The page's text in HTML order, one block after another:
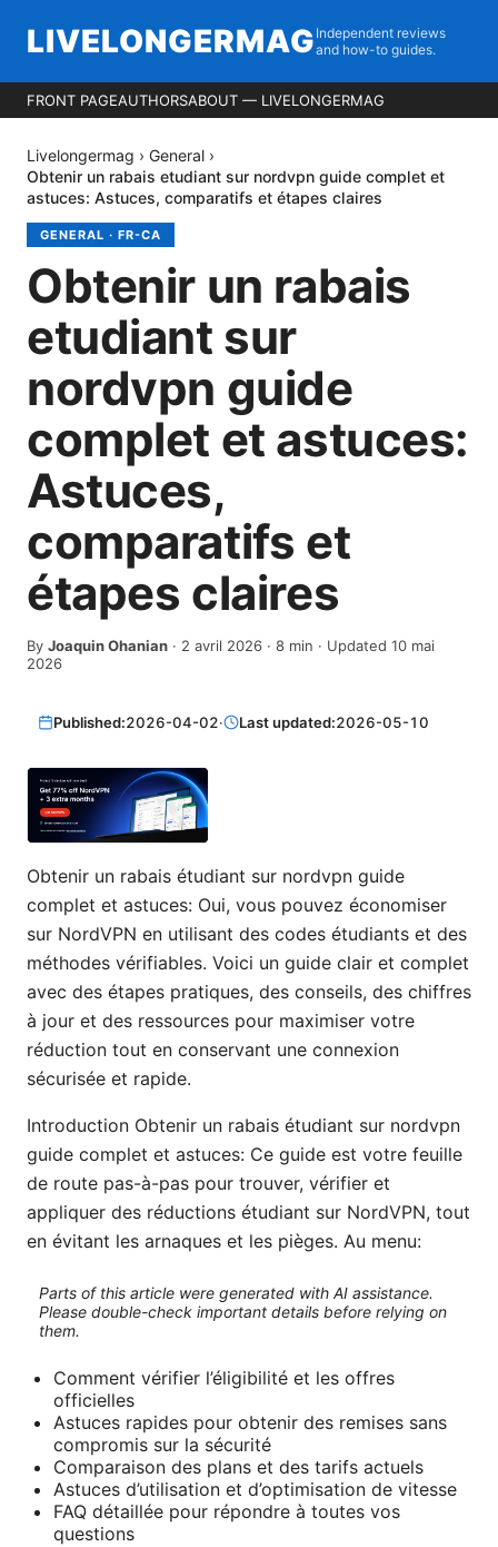
LIVELONGERMAG Independent reviews
and how-to guides.
FRONT PAGEAUTHORSABOUT — LIVELONGERMAG
Livelongermag › General ›
Obtenir un rabais etudiant sur nordvpn guide complet et
astuces: Astuces, comparatifs et étapes claires
GENERAL · FR-CA
Obtenir un rabais
etudiant sur
nordvpn guide
complet et astuces:
Astuces,
comparatifs et
étapes claires
By Joaquin Ohanian · 2 avril 2026 · 8 min · Updated 10 mai
2026
Published:2026-04-02· Last updated:2026-05-10
Obtenir un rabais étudiant sur nordvpn guide
complet et astuces: Oui, vous pouvez économiser
sur NordVPN en utilisant des codes étudiants et des
méthodes vérifiables. Voici un guide clair et complet
avec des étapes pratiques, des conseils, des chiffres
à jour et des ressources pour maximiser votre
réduction tout en conservant une connexion
sécurisée et rapide.
Introduction Obtenir un rabais étudiant sur nordvpn
guide complet et astuces: Ce guide est votre feuille
de route pas-à-pas pour trouver, vérifier et
appliquer des réductions étudiant sur NordVPN, tout
en évitant les arnaques et les pièges. Au menu:
Parts of this article were generated with AI assistance.
Please double-check important details before relying on
them.
Comment vérifier l’éligibilité et les offres
officielles
Astuces rapides pour obtenir des remises sans
compromis sur la sécurité
Comparaison des plans et des tarifs actuels
Astuces d’utilisation et d’optimisation de vitesse
FAQ détaillée pour répondre à toutes vos
questions